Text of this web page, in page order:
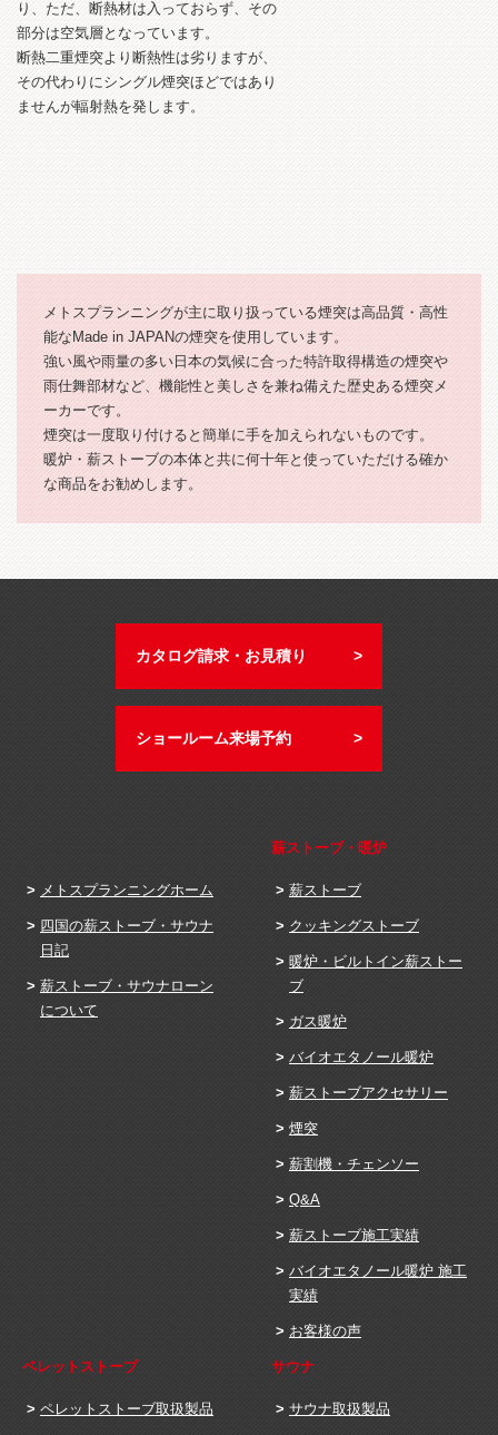
り、ただ、断熱材は入っておらず、その
部分は空気層となっています。
断熱二重煙突より断熱性は劣りますが、
その代わりにシングル煙突ほどではあり
ませんが輻射熱を発します。
メトスプランニングが主に取り扱っている煙突は高品質・高性
能なMade in JAPANの煙突を使用しています。
強い風や雨量の多い日本の気候に合った特許取得構造の煙突や
雨仕舞部材など、機能性と美しさを兼ね備えた歴史ある煙突メ
ーカーです。
煙突は一度取り付けると簡単に手を加えられないものです。
暖炉・薪ストーブの本体と共に何十年と使っていただける確か
な商品をお勧めします。
カタログ請求・お見積り
ショールーム来場予約
メトスプランニングホーム
四国の薪ストーブ・サウナ
日記
薪ストーブ・サウナローン
について
薪ストーブ・暖炉
薪ストーブ
クッキングストーブ
暖炉・ビルトイン薪ストー
ブ
ガス暖炉
バイオエタノール暖炉
薪ストーブアクセサリー
煙突
薪割機・チェンソー
Q&A
薪ストーブ施工実績
バイオエタノール暖炉 施工
実績
お客様の声
ペレットストーブ
ペレットストーブ取扱製品
サウナ
サウナ取扱製品